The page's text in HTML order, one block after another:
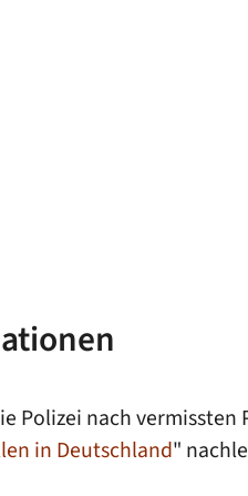
Polizei nach
in Deutschland"